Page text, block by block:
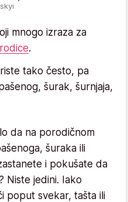
mnogo izraza za
.
tako često, pa
šurak, šurnjaja,
da na porodičnom
šuraka ili
i pokušate da
Niste jedini. Iako
poput svekar, tašta ili